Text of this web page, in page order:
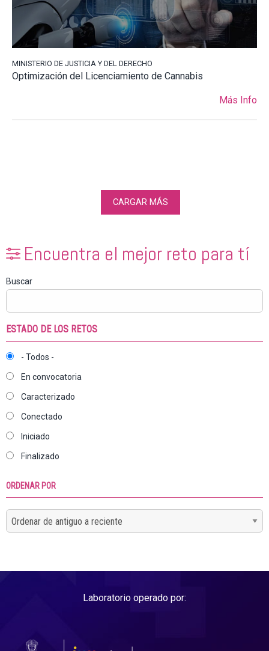
MINISTERIO DE JUSTICIA Y DEL DERECHO
Optimización del Licenciamiento de Cannabis
Más Info
CARGAR MÁS
Encuentra el mejor reto para tí
Buscar
ESTADO DE LOS RETOS
- Todos -
En convocatoria
Caracterizado
Conectado
Iniciado
Finalizado
ORDENAR POR
Laboratorio operado por: